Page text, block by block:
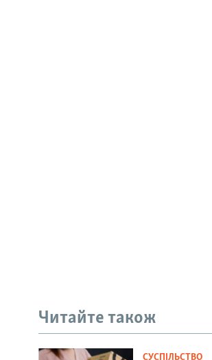
Читайте також
СУСПІЛЬСТВО